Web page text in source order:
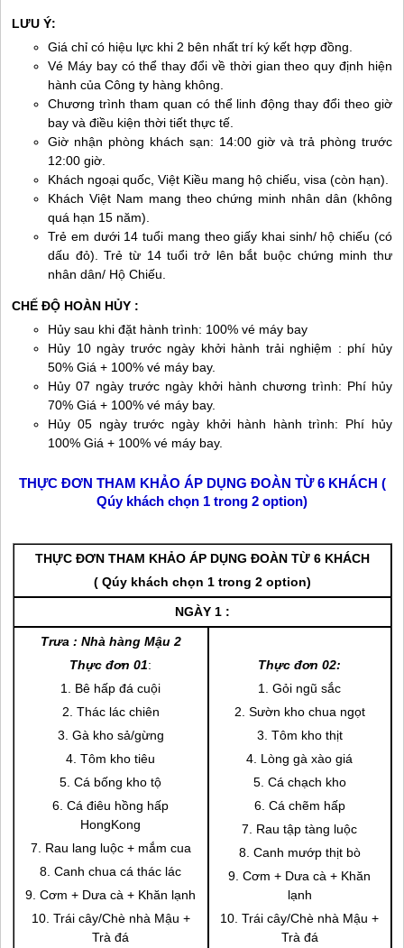
LƯU Ý:
Giá chỉ có hiệu lực khi 2 bên nhất trí ký kết hợp đồng.
Vé Máy bay có thể thay đổi về thời gian theo quy định hiện
hành của Công ty hàng không.
Chương trình tham quan có thể linh động thay đổi theo giờ
bay và điều kiện thời tiết thực tế.
Giờ nhận phòng khách sạn: 14:00 giờ và trả phòng trước
12:00 giờ.
Khách ngoại quốc, Việt Kiều mang hộ chiếu, visa (còn hạn).
Khách Việt Nam mang theo chứng minh nhân dân (không
quá hạn 15 năm).
Trẻ em dưới 14 tuổi mang theo giấy khai sinh/ hộ chiếu (có
dấu đỏ). Trẻ từ 14 tuổi trở lên bắt buộc chứng minh thư
nhân dân/ Hộ Chiếu.
CHẾ ĐỘ HOÀN HỦY :
Hủy sau khi đặt hành trình: 100% vé máy bay
Hủy 10 ngày trước ngày khởi hành trải nghiệm : phí hủy
50% Giá + 100% vé máy bay.
Hủy 07 ngày trước ngày khởi hành chương trình: Phí hủy
70% Giá + 100% vé máy bay.
Hủy 05 ngày trước ngày khởi hành hành trình: Phí hủy
100% Giá + 100% vé máy bay.
THỰC ĐƠN THAM KHẢO ÁP DỤNG ĐOÀN TỪ 6 KHÁCH (
Qúy khách chọn 1 trong 2 option)
THỰC ĐƠN THAM KHẢO ÁP DỤNG ĐOÀN TỪ 6 KHÁCH
( Qúy khách chọn 1 trong 2 option)
NGÀY 1 :
Trưa : Nhà hàng Mậu 2
Thực đơn 01:
1. Bê hấp đá cuội
2. Thác lác chiên
3. Gà kho sả/gừng
4. Tôm kho tiêu
5. Cá bống kho tộ
6. Cá điêu hồng hấp
HongKong
7. Rau lang luộc + mắm cua
8. Canh chua cá thác lác
9. Cơm + Dưa cà + Khăn lạnh
10. Trái cây/Chè nhà Mậu +
Trà đá
Thực đơn 02:
1. Gỏi ngũ sắc
2. Sườn kho chua ngọt
3. Tôm kho thịt
4. Lòng gà xào giá
5. Cá chạch kho
6. Cá chẽm hấp
7. Rau tập tàng luộc
8. Canh mướp thịt bò
9. Cơm + Dưa cà + Khăn
lạnh
10. Trái cây/Chè nhà Mậu +
Trà đá